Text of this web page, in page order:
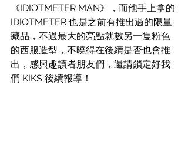
《IDIOTMETER MAN》，而他手上拿的
IDIOTMETER 也是之前有推出過的限量
藏品 ，不過最大的亮點就數另一隻粉色
的西服造型，不曉得在後續是否也會推
出，感興趣讀者朋友們，還請鎖定好我
們 KIKS 後續報導！